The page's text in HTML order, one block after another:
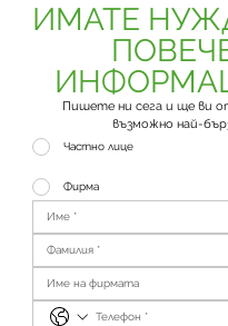
ИМАТЕ
Пишете ни сега и ще ви
възможно най-
Частно лице
Фирма